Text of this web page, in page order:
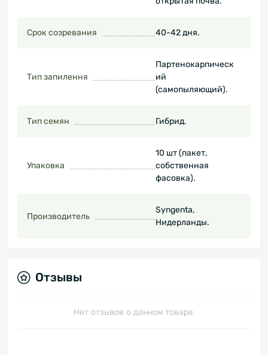
Срок созревания 40-42 дня.
Тип запилення
Партенокарпическ
ий
(самопыляющий).
Тип семян Гибрид.
Упаковка
10 шт (пакет,
собственная
фасовка).
Производитель
Syngenta,
Нидерланды.
Отзывы
Нет отзывов о данном товаре.